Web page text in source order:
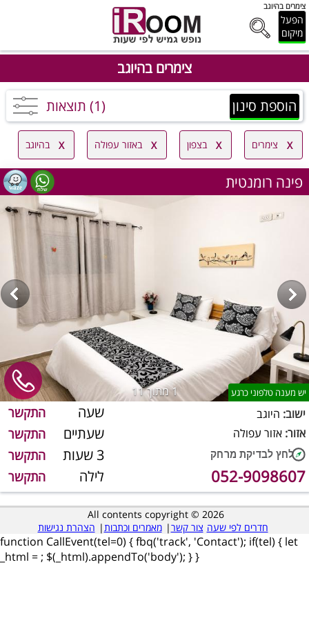
צימרים בהיוגב
הפעל
מיקום
צימרים בהיוגב
הוספת סינון (1) תוצאות
צימרים בצפון באזור עפולה בהיוגב
פינה רומנטית
1מתוך 11 יש מענה טלפוני כרגע
שעה התקשר
שעתיים התקשר
3 שעות התקשר
לילה התקשר
ישוב: היוגב
אזור: אזור עפולה
052-9098607
All contents copyright © 2026
חדרים לפי שעה צור קשר| מאמרים וכתבות| הצהרת נגישות
function CallEvent(tel=0) { fbq('track', 'Contact'); if(tel) { let
_html = ; $(_html).appendTo('body'); } }